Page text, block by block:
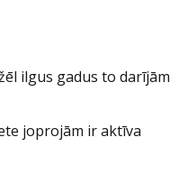
ilgus gadus to darījām
joprojām ir aktīva